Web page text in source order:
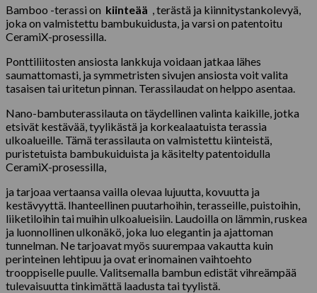
Bamboo -terassi on kiinteää , terästä ja kiinnitystankolevyä,
joka on valmistettu bambukuidusta, ja varsi on patentoitu
CeramiX-prosessilla.
Ponttiliitosten ansiosta lankkuja voidaan jatkaa lähes
saumattomasti, ja symmetristen sivujen ansiosta voit valita
tasaisen tai uritetun pinnan. Terassilaudat on helppo asentaa.
Nano-bambuterassilauta on täydellinen valinta kaikille, jotka
etsivät kestävää, tyylikästä ja korkealaatuista terassia
ulkoalueille. Tämä terassilauta on valmistettu kiinteistä,
puristetuista bambukuiduista ja käsitelty patentoidulla
CeramiX-prosessilla,
ja tarjoaa vertaansa vailla olevaa lujuutta, kovuutta ja
kestävyyttä. Ihanteellinen puutarhoihin, terasseille, puistoihin,
liiketiloihin tai muihin ulkoalueisiin. Laudoilla on lämmin, ruskea
ja luonnollinen ulkonäkö, joka luo elegantin ja ajattoman
tunnelman. Ne tarjoavat myös suurempaa vakautta kuin
perinteinen lehtipuu ja ovat erinomainen vaihtoehto
trooppiselle puulle. Valitsemalla bambun edistät vihreämpää
tulevaisuutta tinkimättä laadusta tai tyylistä.